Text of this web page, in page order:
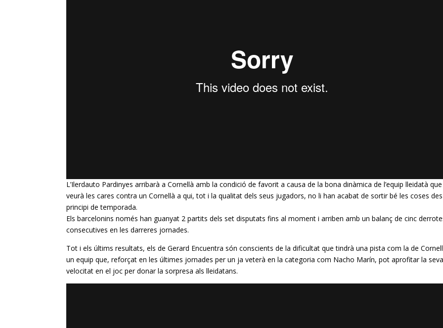
L’Ilerdauto Pardinyes arribarà a Cornellà amb la condició de favorit a causa de la bona dinàmica de l’equip lleidatà
veurà les cares contra un Cornellà a qui, tot i la qualitat dels seus jugadors, no li han acabat de sortir bé les coses
principi de temporada.
Els barcelonins només han guanyat 2 partits dels set disputats fins al moment i arriben amb un balanç de cinc
consecutives en les darreres jornades.
Tot i els últims resultats, els de Gerard Encuentra són conscients de la dificultat que tindrà una pista com la de
un equip que, reforçat en les últimes jornades per un ja veterà en la categoria com Nacho Marín, pot aprofitar la seva
velocitat en el joc per donar la sorpresa als lleidatans.